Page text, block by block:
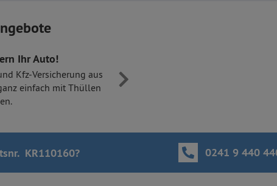
Ihr Auto!
Kfz-Versicherung aus
einfach mit Thüllen
KR110160? 0241 9 440